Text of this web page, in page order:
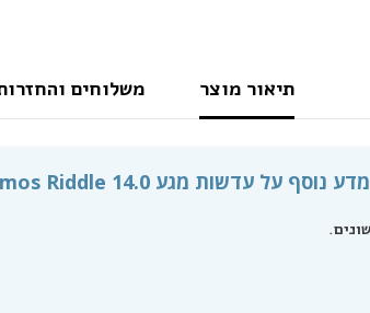
תיאור מוצר משלוחים
מדע נוסף על עדשות מגע Lumos Riddle 14.0